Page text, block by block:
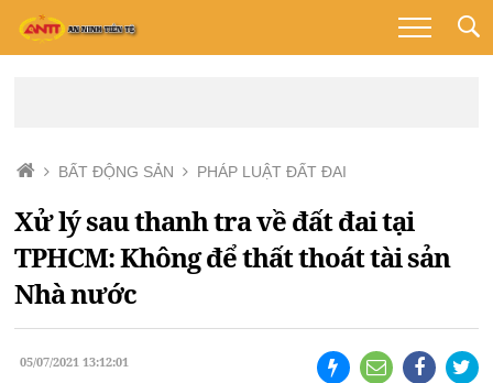
BẤT ĐỘNG SẢN PHÁP LUẬT ĐẤT ĐAI
Xử lý sau thanh tra về đất đai tại
TPHCM: Không để thất thoát tài sản
Nhà nước
05/07/2021 13:12:01